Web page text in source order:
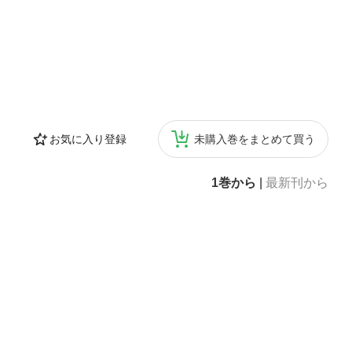
お気に入り登録 未購入巻をまとめて買う
1巻から 最新刊から